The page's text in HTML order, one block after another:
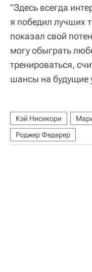
"Здесь всегда
я победил лучших
показал свой
могу обыграть
тренироваться,
шансы на будущие
Кэй Нисикори
Роджер Федерер